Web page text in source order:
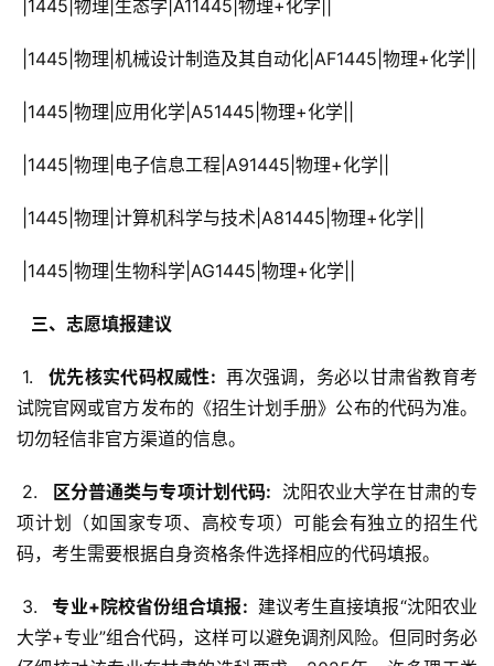
|1445|物理|生态学|A11445|物理+化学||
|1445|物理|机械设计制造及其自动化|AF1445|物理+化学||
|1445|物理|应用化学|A51445|物理+化学||
|1445|物理|电子信息工程|A91445|物理+化学||
|1445|物理|计算机科学与技术|A81445|物理+化学||
|1445|物理|生物科学|AG1445|物理+化学||
  三、志愿填报建议
1.
  优先核实代码权威性:
再次强调，务必以甘肃省教育考
试院官网或官方发布的《招生计划手册》公布的代码为准。
切勿轻信非官方渠道的信息。
2.
  区分普通类与专项计划代码:
沈阳农业大学在甘肃的专
项计划（如国家专项、高校专项）可能会有独立的招生代
码，考生需要根据自身资格条件选择相应的代码填报。
3.
  专业+院校省份组合填报:
建议考生直接填报“沈阳农业
大学+专业”组合代码，这样可以避免调剂风险。但同时务必